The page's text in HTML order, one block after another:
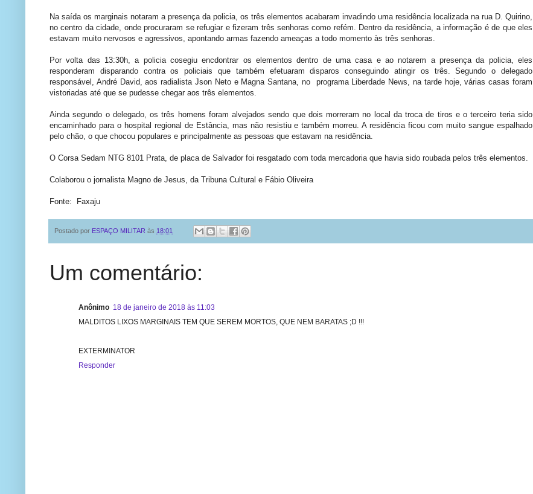
Na saída os marginais notaram a presença da policia, os três elementos acabaram invadindo uma residência localizada na rua D. Quirino,
no centro da cidade, onde procuraram se refugiar e fizeram três senhoras como refém. Dentro da residência, a informação é de que eles
estavam muito nervosos e agressivos, apontando armas fazendo ameaças a todo momento às três senhoras.
Por volta das 13:30h, a policia cosegiu encdontrar os elementos dentro de uma casa e ao notarem a presença da policia, eles
responderam disparando contra os policiais que também efetuaram disparos conseguindo atingir os três. Segundo o delegado
responsável, André David, aos radialista Json Neto e Magna Santana, no programa Liberdade News, na tarde hoje, várias casas foram
vistoriadas até que se pudesse chegar aos três elementos.
Ainda segundo o delegado, os três homens foram alvejados sendo que dois morreram no local da troca de tiros e o terceiro teria sido
encaminhado para o hospital regional de Estância, mas não resistiu e também morreu. A residência ficou com muito sangue espalhado
pelo chão, o que chocou populares e principalmente as pessoas que estavam na residência.
O Corsa Sedam NTG 8101 Prata, de placa de Salvador foi resgatado com toda mercadoria que havia sido roubada pelos três elementos.
Colaborou o jornalista Magno de Jesus, da Tribuna Cultural e Fábio Oliveira
Fonte: Faxaju
Postado por ESPAÇO MILITAR às 18:01
Um comentário:
Anônimo 18 de janeiro de 2018 às 11:03
MALDITOS LIXOS MARGINAIS TEM QUE SEREM MORTOS, QUE NEM BARATAS ;D !!!
EXTERMINATOR
Responder